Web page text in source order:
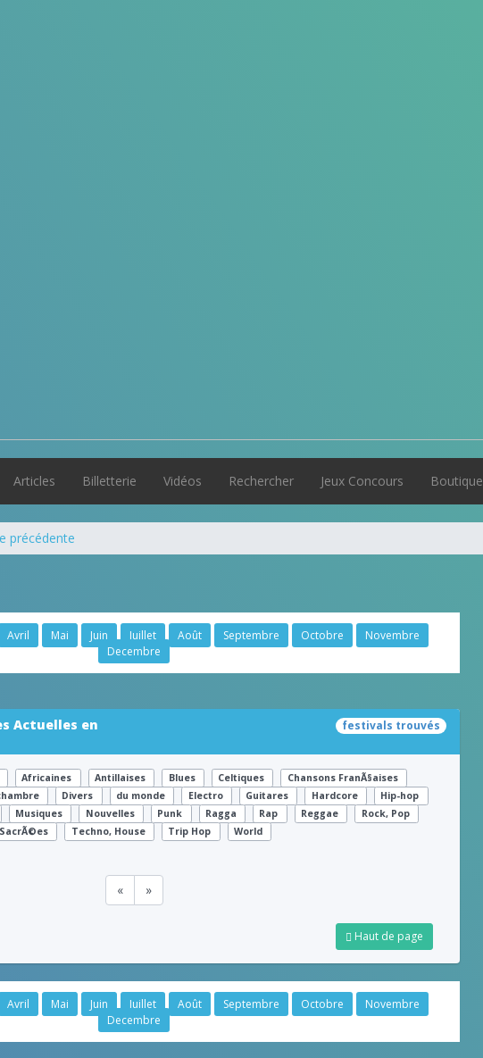
Articles Billetterie Vidéos Rechercher Jeux Concours Boutique
précédente
Avril Mai Juin Juillet Août Septembre Octobre
Novembre
Decembre
Actuelles en festivals trouvés
Africaines Antillaises Blues Celtiques
Chansons FranÃ§aises
Divers du monde Electro Guitares Hardcore
Hip-hop
Musiques Nouvelles Punk Ragga Rap Reggae
Rock, Pop
SacrÃ©es
Techno, House Trip Hop World
« »
Haut de page
Avril Mai Juin Juillet Août Septembre Octobre
Novembre
Decembre